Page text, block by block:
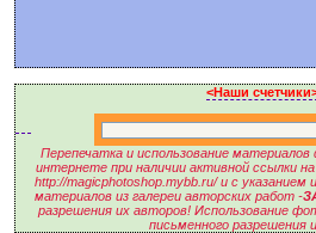
<Наши
Перепечатка и использование
интернете при наличии активной ссылки
http://magicphotoshop.mybb.ru/ и с
материалов из галереи авторских работ -
разрешения их авторов! Использование
письменного разрешения